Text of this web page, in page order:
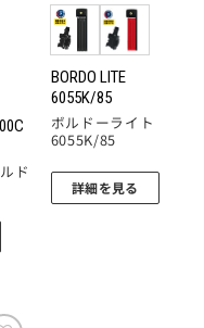
ド
BORDO LITE
6055K/85
ボルドーライト
6055K/85
詳細を見る